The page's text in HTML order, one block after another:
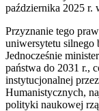
października 2025 r.
Przyznanie tego
uniwersytetu silnego
Jednocześnie
państwa do 2031 r.,
instytucjonalnej
Humanistycznych,
polityki naukowej